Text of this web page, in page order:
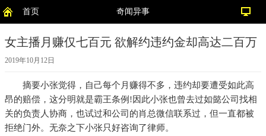
首页 奇闻异事
女主播月赚仅七百元 欲解约违约金却高达二百万
2019年10月12日
摘要小张觉得，自己每个月赚得不多，违约却要遭受如此高
昂的赔偿，这分明就是霸王条例!因此小张也曾去过如懿公司找相
关的负责人协商，也试过和公司的肖总微信联系过，但一直都被
拒绝门外。无奈之下小张只好咨询了律师。